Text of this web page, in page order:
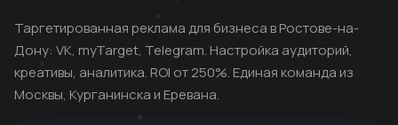
Таргетированная реклама для бизнеса в Ростове-на-
Дону: VK, myTarget, Telegram. Настройка аудиторий,
креативы, аналитика. ROI от 250%. Единая команда из
Москвы, Курганинска и Еревана.